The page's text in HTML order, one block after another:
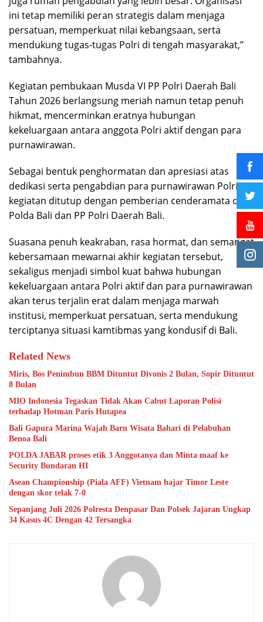
ini tetap memiliki peran strategis dalam menjaga
persatuan, memperkuat nilai kebangsaan, serta
mendukung tugas-tugas Polri di tengah masyarakat,”
tambahnya.
Kegiatan pembukaan Musda VI PP Polri Daerah Bali
Tahun 2026 berlangsung meriah namun tetap penuh
hikmat, mencerminkan eratnya hubungan
kekeluargaan antara anggota Polri aktif dengan para
purnawirawan.
Sebagai bentuk penghormatan dan apresiasi atas
dedikasi serta pengabdian para purnawirawan Polri,
kegiatan ditutup dengan pemberian cenderamata dari
Polda Bali dan PP Polri Daerah Bali.
Suasana penuh keakraban, rasa hormat, dan semangat
kebersamaan mewarnai akhir kegiatan tersebut,
sekaligus menjadi simbol kuat bahwa hubungan
kekeluargaan antara Polri aktif dan para purnawirawan
akan terus terjalin erat dalam menjaga marwah
institusi, memperkuat persatuan, serta mendukung
terciptanya situasi kamtibmas yang kondusif di Bali.
Related News
Miris, Bos Penimbun BBM Dituntut Divonis 2 Bulan, Sopir Dituntut
8 Bulan
MIO Indonesia Tegaskan Tidak Akan Cabut Laporan Polisi
terhadap Hotman Paris Hutapea
Bali Gapura Marina Wajah Baru Wisata Bahari di Pelabuhan
Benoa Bali
POLDA JABAR proses etik 3 Anggotanya dan Minta maaf ke
Security Bundaran HI
Asean Championship (Piala AFF) Vietnam hajar Timor Leste
dengan skor telak 7-0
Sepanjang Juli 2026 Polresta Denpasar Dan Polsek Jajaran Ungkap
34 Kasus 4C Dengan 42 Tersangka